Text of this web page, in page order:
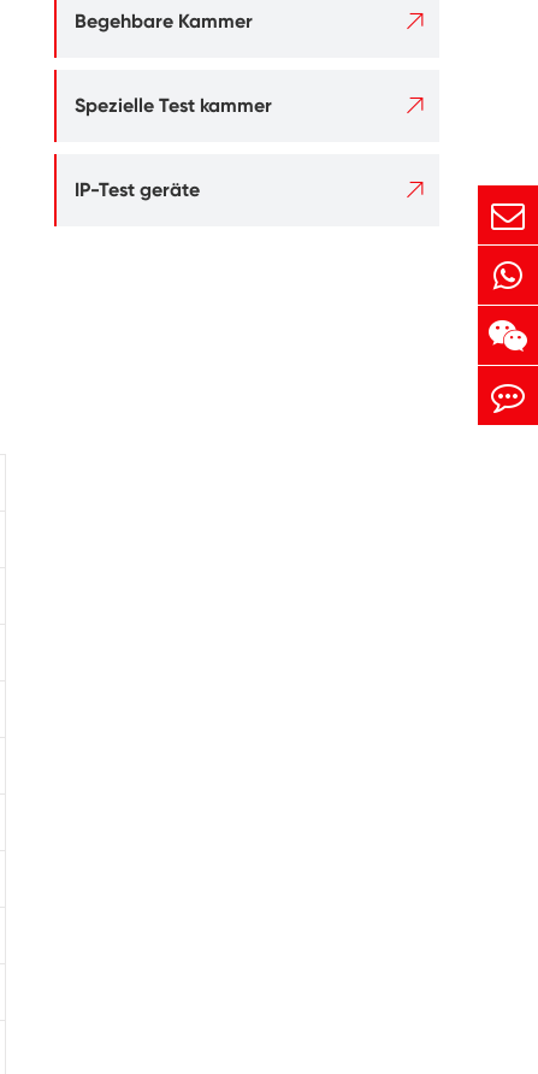
Begehbare Kammer 
Spezielle Test kammer 
IP-Test geräte 